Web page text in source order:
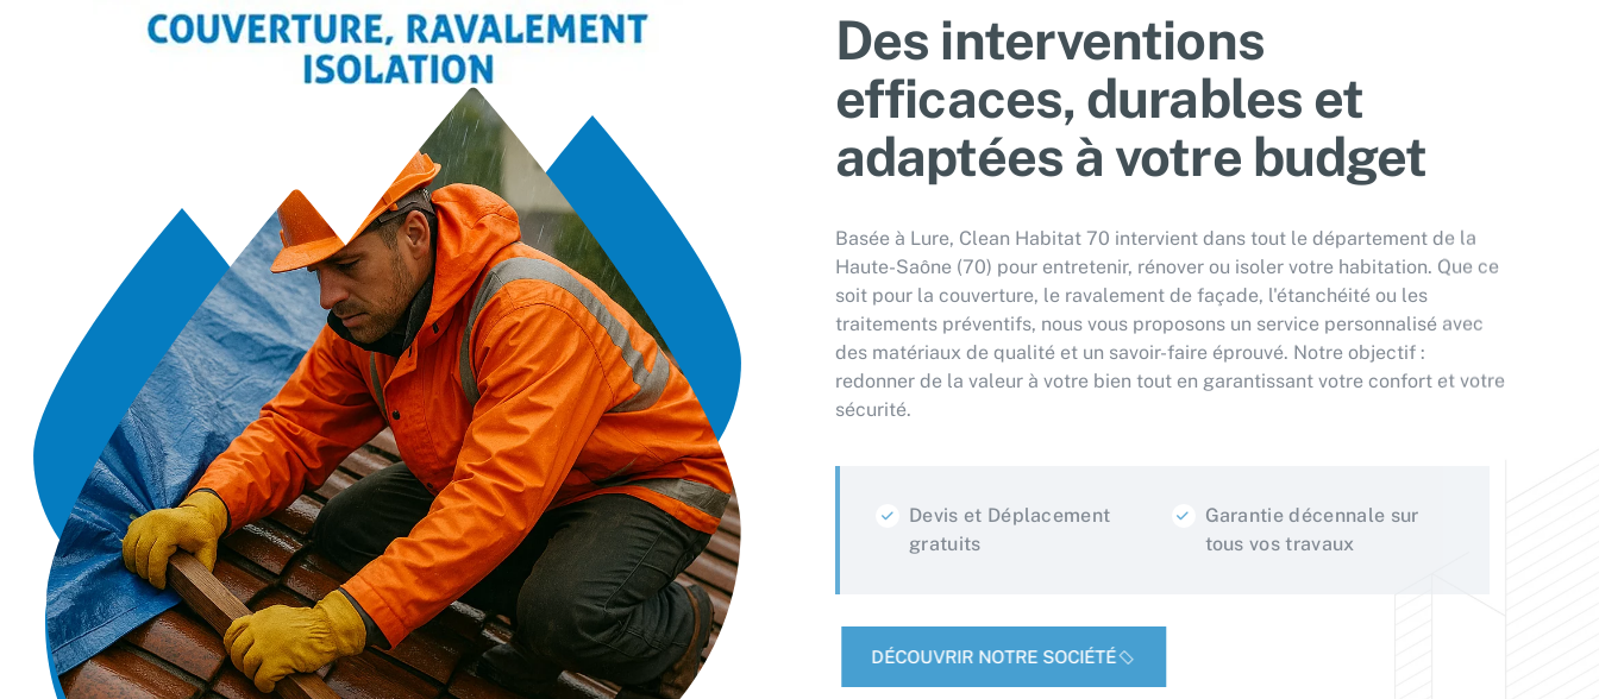
Des interventions
efficaces, durables et
adaptées à votre budget
Basée à Lure, Clean Habitat 70 intervient dans tout le département de la
Haute-Saône (70) pour entretenir, rénover ou isoler votre habitation. Que ce
soit pour la couverture, le ravalement de façade, l'étanchéité ou les
traitements préventifs, nous vous proposons un service personnalisé avec
des matériaux de qualité et un savoir-faire éprouvé. Notre objectif :
redonner de la valeur à votre bien tout en garantissant votre confort et votre
sécurité.
Devis et Déplacement
gratuits
Garantie décennale sur
tous vos travaux
DÉCOUVRIR NOTRE SOCIÉTÉ